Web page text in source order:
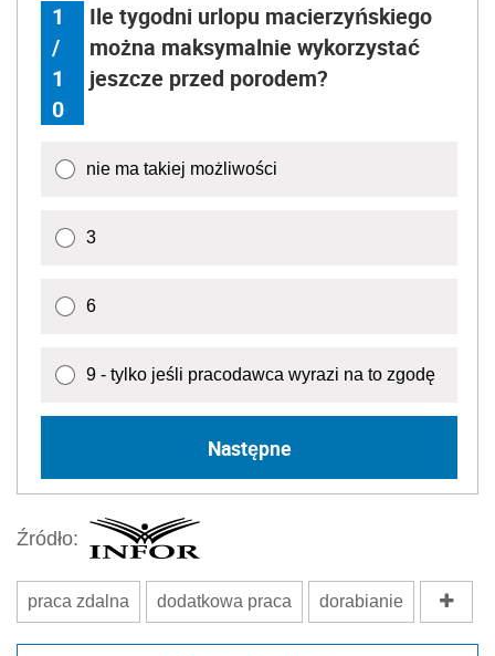
1
/
1
0
Ile tygodni urlopu macierzyńskiego
można maksymalnie wykorzystać
jeszcze przed porodem?
nie ma takiej możliwości
3
6
9 - tylko jeśli pracodawca wyrazi na to zgodę
Następne
Źródło:
praca zdalna dodatkowa praca dorabianie